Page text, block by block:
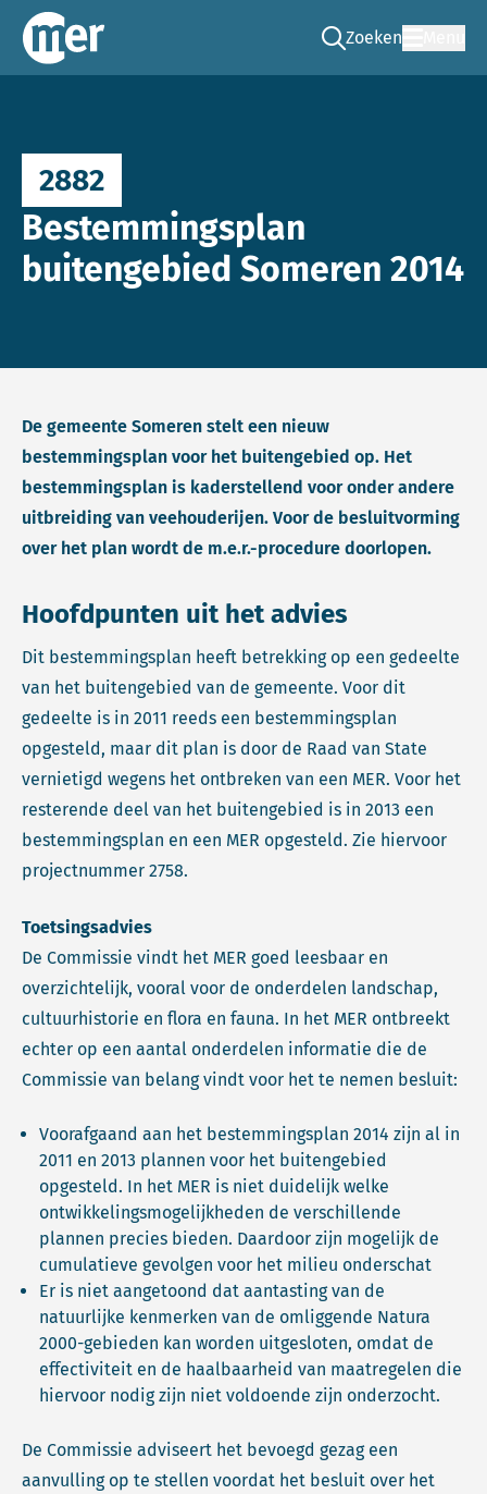
Commissie mer
Zoeken
Ga naar de zoek
2882
Bestemmingsplan
buitengebied Someren 2014
De gemeente Someren stelt een nieuw
bestemmingsplan voor het buitengebied op. Het
bestemmingsplan is kaderstellend voor onder andere
uitbreiding van veehouderijen. Voor de besluitvorming
over het plan wordt de m.e.r.-procedure doorlopen.
Hoofdpunten uit het advies
Dit bestemmingsplan heeft betrekking op een gedeelte
van het buitengebied van de gemeente. Voor dit
gedeelte is in 2011 reeds een bestemmingsplan
opgesteld, maar dit plan is door de Raad van State
vernietigd wegens het ontbreken van een MER. Voor het
resterende deel van het buitengebied is in 2013 een
bestemmingsplan en een MER opgesteld. Zie hiervoor
projectnummer 2758.
Toetsingsadvies
De Commissie vindt het MER goed leesbaar en
overzichtelijk, vooral voor de onderdelen landschap,
cultuurhistorie en flora en fauna. In het MER ontbreekt
echter op een aantal onderdelen informatie die de
Commissie van belang vindt voor het te nemen besluit:
Voorafgaand aan het bestemmingsplan 2014 zijn al in
2011 en 2013 plannen voor het buitengebied
opgesteld. In het MER is niet duidelijk welke
ontwikkelingsmogelijkheden de verschillende
plannen precies bieden. Daardoor zijn mogelijk de
cumulatieve gevolgen voor het milieu onderschat
Er is niet aangetoond dat aantasting van de
natuurlijke kenmerken van de omliggende Natura
2000-gebieden kan worden uitgesloten, omdat de
effectiviteit en de haalbaarheid van maatregelen die
hiervoor nodig zijn niet voldoende zijn onderzocht.
De Commissie adviseert het bevoegd gezag een
aanvulling op te stellen voordat het besluit over het